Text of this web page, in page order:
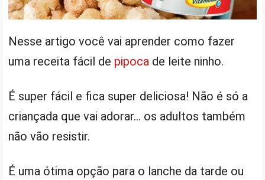
Nesse artigo você vai aprender como fazer
uma receita fácil de pipoca de leite ninho.
É super fácil e fica super deliciosa! Não é só a
criançada que vai adorar… os adultos também
não vão resistir.
É uma ótima opção para o lanche da tarde ou